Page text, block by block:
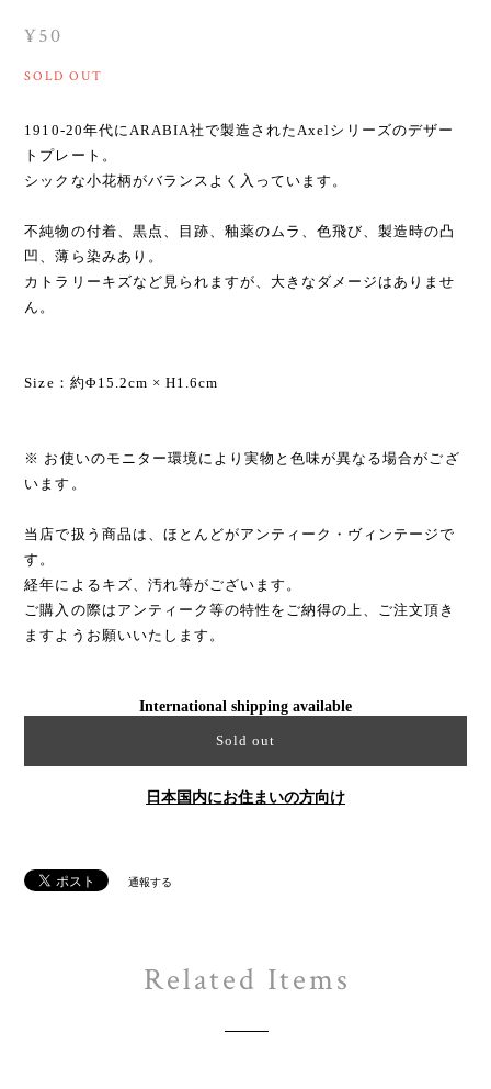
¥50
SOLD OUT
1910-20年代にARABIA社で製造されたAxelシリーズのデザー
トプレート。
シックな小花柄がバランスよく入っています。
不純物の付着、黒点、目跡、釉薬のムラ、色飛び、製造時の凸
凹、薄ら染みあり。
カトラリーキズなど見られますが、大きなダメージはありませ
ん。
Size：約Φ15.2cm × H1.6cm
※ お使いのモニター環境により実物と色味が異なる場合がござ
います。
当店で扱う商品は、ほとんどがアンティーク・ヴィンテージで
す。
経年によるキズ、汚れ等がございます。
ご購入の際はアンティーク等の特性をご納得の上、ご注文頂き
ますようお願いいたします。
International shipping available
Sold out
日本国内にお住まいの方向け
通報する
Related Items